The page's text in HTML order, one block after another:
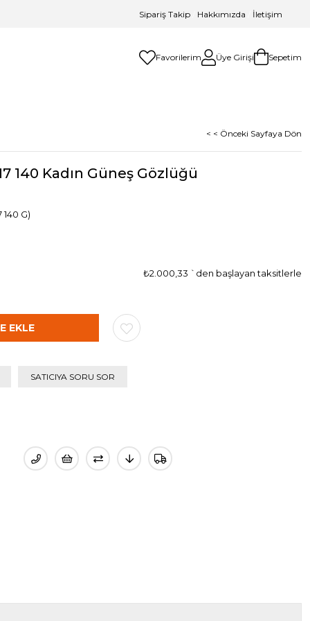
Sipariş Takip Hakkımızda İletişim
Favorilerim Üye Girişi Sepetim
< < Önceki Sayfaya Dön
140 Kadın Güneş Gözlüğü
140 G)
₺2.000,33 `den başlayan taksitlerle
SATICIYA SORU SOR